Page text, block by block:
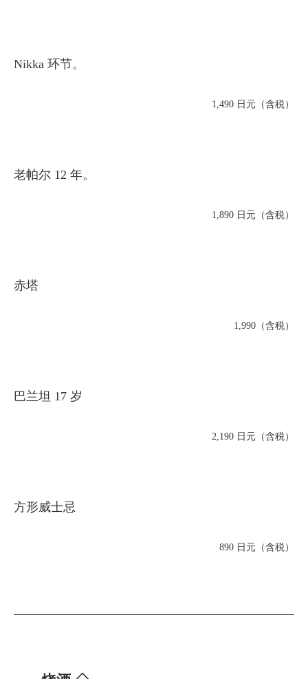
Nikka 环节。
1,490 日元（含税）
老帕尔 12 年。
1,890 日元（含税）
赤塔
1,990（含税）
巴兰坦 17 岁
2,190 日元（含税）
方形威士忌
890 日元（含税）